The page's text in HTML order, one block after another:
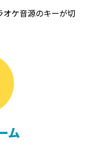
ケ音源のキーが切
ム